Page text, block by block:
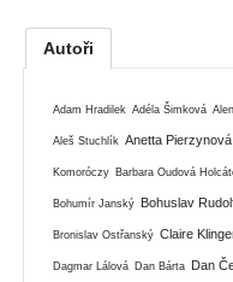
Autoři
Adam Hradilek Adéla Šimková
Aleš Stuchlík Anetta Pierzynová
Komoróczy Barbara Oudová
Bohumír Janský Bohuslav
Bronislav Ostřanský Claire
Dagmar Lálová Dan Bárta Dan